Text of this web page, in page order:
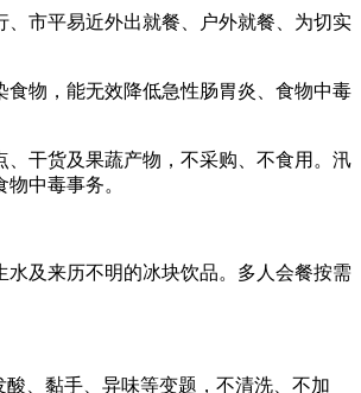
市平易近外出就餐、户外就餐、为切实
物，能无效降低急性肠胃炎、食物中毒
干货及果蔬产物，不采购、不食用。汛
中毒事务。
及来历不明的冰块饮品。多人会餐按需
、黏手、异味等变题，不清洗、不加